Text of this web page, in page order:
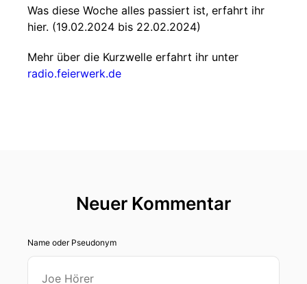
Was diese Woche alles passiert ist, erfahrt ihr
hier. (19.02.2024 bis 22.02.2024)
Mehr über die Kurzwelle erfahrt ihr unter
radio.feierwerk.de
Neuer Kommentar
Name oder Pseudonym